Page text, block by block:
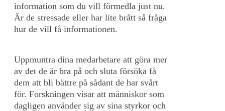
information som du vill förmedla just nu.
Är de stressade eller har lite brått så fråga
hur de vill få informationen.
Uppmuntra dina medarbetare att göra mer
av det de är bra på och sluta försöka få
dem att bli bättre på sådant de har svårt
för. Forskningen visar att människor som
dagligen använder sig av sina styrkor och